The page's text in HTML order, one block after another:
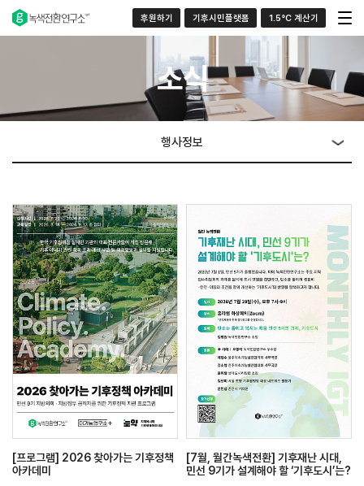
후원하기 기후시민플랫폼 1.5°C 계산기
소식
행사정보
[프로그램] 2026 찾아가는 기후정책
아카데미
[7월, 월간녹색전환] 기후재난 시대,
민선 9기가 설계해야 할 ‘기후도시’는?